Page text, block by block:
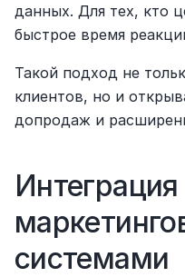
данных. Для тех, кто
быстрое время
Такой подход не
клиентов, но и
допродаж и
системами